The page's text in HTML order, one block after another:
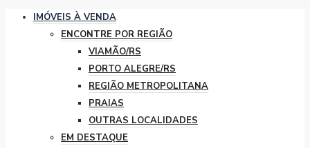
IMÓVEIS À VENDA
ENCONTRE POR REGIÃO
VIAMÃO/RS
PORTO ALEGRE/RS
REGIÃO METROPOLITANA
PRAIAS
OUTRAS LOCALIDADES
EM DESTAQUE